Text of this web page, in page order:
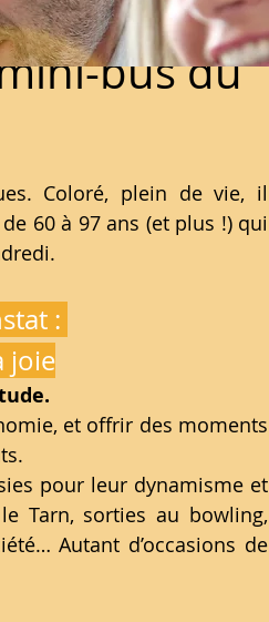
bus du
Coloré, plein de vie, il
60 à 97 ans (et plus !) qui
:
joie
et offrir des moments
pour leur dynamisme et
Tarn, sorties au bowling,
Autant d’occasions de